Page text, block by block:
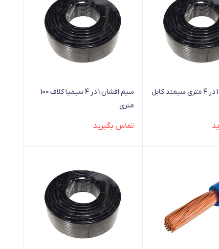
سیم افشان 1 در 4 سیمیا کلاف 100
متری
تماس بگیرید